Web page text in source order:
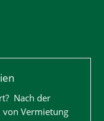
Nach der
von Vermietung